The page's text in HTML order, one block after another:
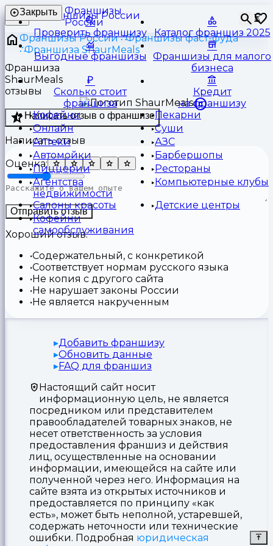
Франшизы
России
⏳
Закрыть
Проверить франшизу Каталог франшиз 2025
Выгодные франшизы
Франшизы для малого
бизнеса
Сколько стоит
франшиза
Кредит
на франшизу
Кофейни
Пекарни
Онлайн
Суши
Аптеки
АЗС
Автомойки
Барбершопы
Пиццерии
Рестораны
Агентства
недвижимости
Компьютерные клубы
Салоны красоты
Детские центры
Кофейни
самообслуживания
Франшизы России
Франшизы фаст-фуда
Франшиза ShaurMeals
Франшиза
ShaurMeals
отзывы
Написать отзыв о франшизе
Написать отзыв
Оценка:
Отправить отзыв
Хороший отзыв:
Содержательный, с конкретикой
Соответствует нормам русского языка
Не копия с другого сайта
Не нарушает законы России
Не является накрученным
Добавить франшизу
Обновить данные
FAQ для франшиз
Настоящий сайт носит
информационную цель, не является
посредником или представителем
правообладателей товарных знаков, не
несет ответственность за условия
предоставления франшиз и действия
лиц, осуществленные на основании
информации, имеющейся на сайте или
полученной через него. Информация на
сайте взята из открытых источников и
предоставляется по принципу «как
есть», может быть неполной, устаревшей,
содержать неточности или технические
ошибки. Подробная юридическая